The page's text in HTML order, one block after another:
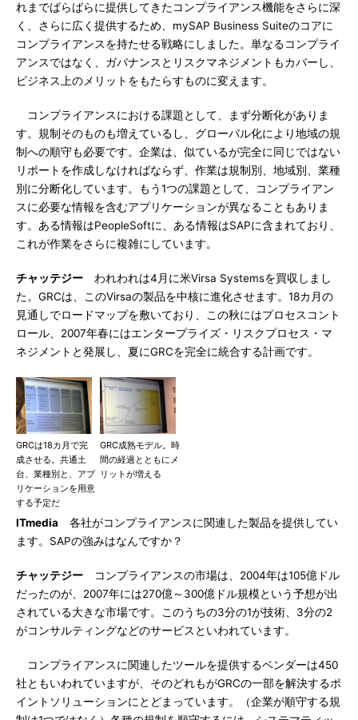
れまでばらばらに提供してきたコンプライアンス機能をさらに深
く、さらに広く提供するため、mySAP Business Suiteのコアに
コンプライアンスを持たせる戦略にしました。単なるコンプライ
アンスではなく、ガバナンスとリスクマネジメントもカバーし、
ビジネス上のメリットをもたらすものに変えます。
コンプライアンスにおける課題として、まず分断化がありま
す。規制そのものも増えているし、グローバル化により地域の規
制への順守も必要です。企業は、似ているが完全に同じではない
リポートを作成しなければならず、作業は規制別、地域別、業種
別に分断化しています。もう1つの課題として、コンプライアン
スに必要な情報を含むアプリケーションが異なることもありま
す。ある情報はPeopleSoftに、ある情報はSAPに含まれており、
これが作業をさらに複雑にしています。
チャッテジー われわれは4月に米Virsa Systemsを買収しまし
た。GRCは、このVirsaの製品を中核に進化させます。18カ月の
見通しでロードマップを敷いており、この秋にはプロセスコント
ロール、2007年春にはエンタープライズ・リスクプロセス・マ
ネジメントと発展し、夏にGRCを完全に統合する計画です。
GRCは18カ月で完
成させる。共通土
台、業種別と、アプ
リケーションを用意
する予定だ
GRC成熟モデル。時
間の経過とともにメ
リットが増える
ITmedia 各社がコンプライアンスに関連した製品を提供してい
ます。SAPの強みはなんですか？
チャッテジー コンプライアンスの市場は、2004年は105億ドル
だったのが、2007年には270億～300億ドル規模という予想が出
されている大きな市場です。このうちの3分の1が技術、3分の2
がコンサルティングなどのサービスといわれています。
コンプライアンスに関連したツールを提供するベンダーは450
社ともいわれていますが、そのどれもがGRCの一部を解決するポ
イントソリューションにとどまっています。（企業が順守する規